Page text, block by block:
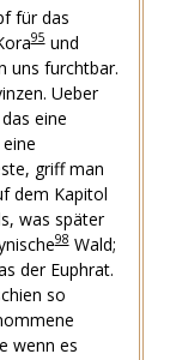
für das
95und
uns furchtbar.
Ueber
eine
griff man
dem Kapitol
was später
98Wald;
der Euphrat.
so
wenn es